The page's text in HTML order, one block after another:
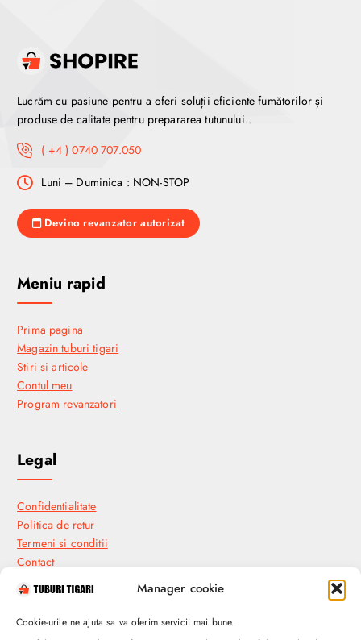
Manager cookie
Cookie-urile ne ajuta sa va oferim servicii mai bune.
Lucrăm cu pasiune pentru a oferi soluții eficiente fumătorilor și
produse de calitate pentru prepararea tutunului..
( +4 ) 0740 707.050
Luni – Duminica : NON-STOP
Devino revanzator autorizat
Meniu rapid
Prima pagina
Magazin tuburi tigari
Stiri si articole
Contul meu
Program revanzatori
Legal
Confidentialitate
Politica de retur
Termeni si conditii
Contact
Industial Plants and Seeds SRL